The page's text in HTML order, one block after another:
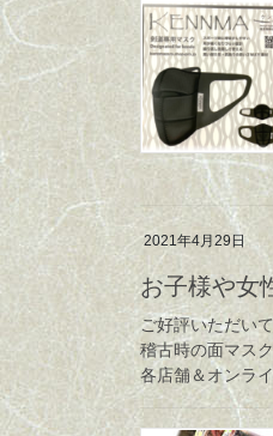
2021年4月29日
お子様や女
ご好評いただい
稽古時の面マス
各店舗＆オンラ